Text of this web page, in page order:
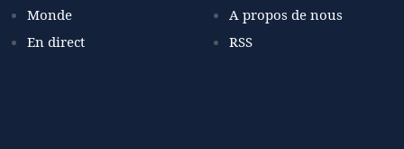
Monde
En direct
A propos de nous
RSS